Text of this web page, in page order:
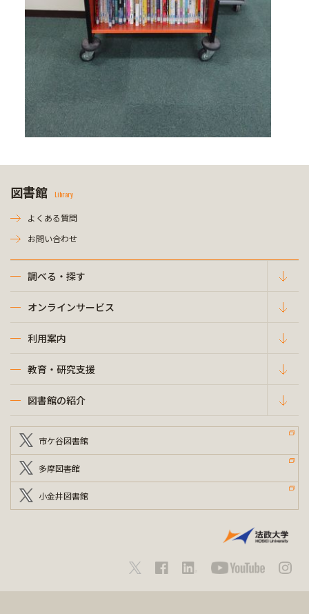
図書館 Library
よくある質問
お問い合わせ
調べる・探す
オンラインサービス
利用案内
教育・研究支援
図書館の紹介
市ケ谷図書館
多摩図書館
小金井図書館